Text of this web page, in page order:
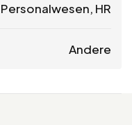
Personalwesen, HR
Andere